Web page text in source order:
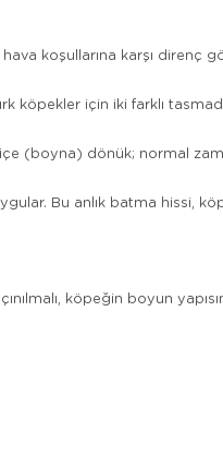
koşullarına karşı direnç
köpekler için iki farklı
(boyna) dönük; normal
Bu anlık batma hissi,
köpeğin boyun